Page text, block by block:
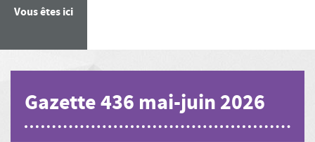
Vous êtes ici
Gazette 436 mai-juin 2026